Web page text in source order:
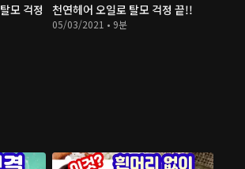
주방세제 먹고 있다구요? 탈모 걱정 천연헤어 오일로 탈모 걱정 끝!!
05/03/2021 • 9분